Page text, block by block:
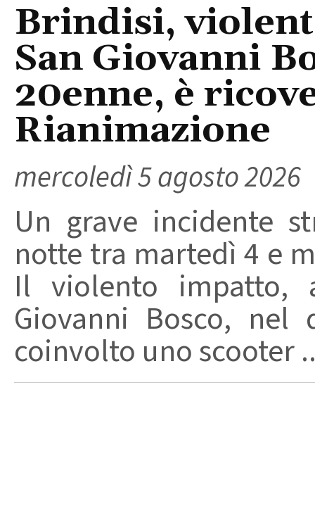
Brindisi,
San Giovanni
20enne, è
Rianimazione
mercoledì 5 agosto 2026
Un grave incidente
notte tra martedì 4 e
Il violento impatto,
Giovanni Bosco, nel
coinvolto uno scooter